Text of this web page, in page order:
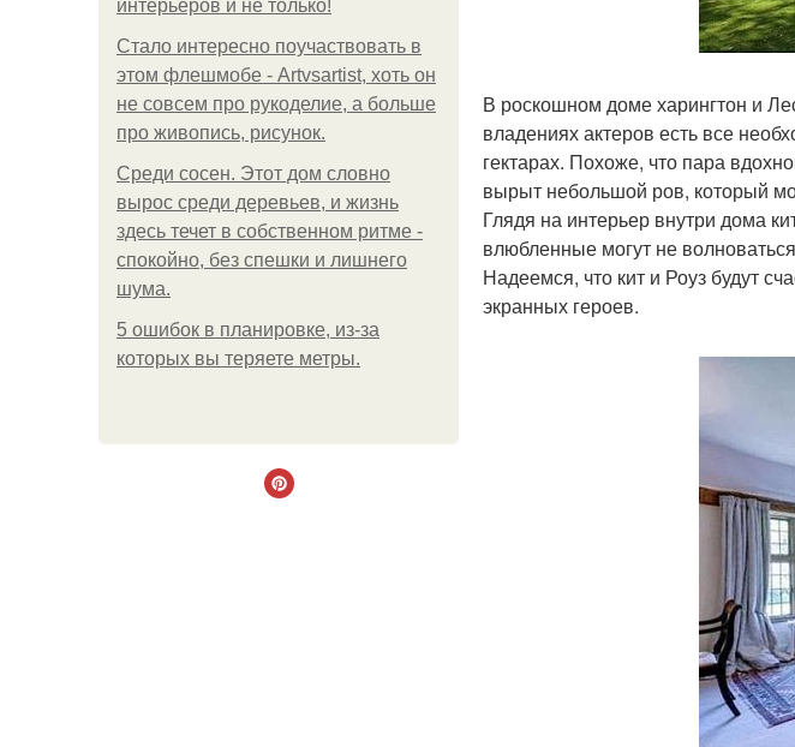
интерьеров и не только!
Стало интересно поучаствовать в
этом флешмобе - Artvsartist, хоть он
не совсем про рукоделие, а больше
про живопись, рисунок.
Среди сосен. Этот дом словно
вырос среди деревьев, и жизнь
здесь течет в собственном ритме -
спокойно, без спешки и лишнего
шума.
5 ошибок в планировке, из-за
которых вы теряете метры.
В роскошном доме харингтон и
владениях актеров есть все
гектарах. Похоже, что пара
вырыт небольшой ров, который
Глядя на интерьер внутри дома
влюбленные могут не
Надеемся, что кит и Роуз будут
экранных героев.